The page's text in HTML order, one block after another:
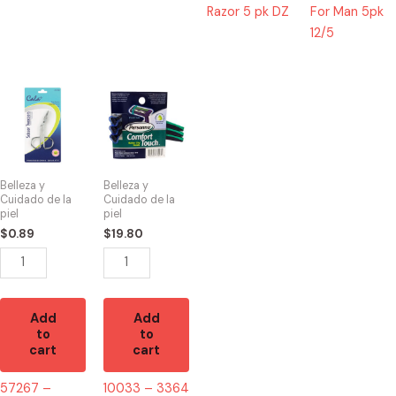
Razor 5 pk DZ
For Man 5pk
12/5
Belleza y
Cuidado de la
piel
$0.89
57267
SCISSOR
TWEEZER
quantity
Add
to
cart
57267 –
Belleza y
Cuidado de la
piel
$19.80
10033
-
3364
Personna
Confort
Touch
/3
Razor
quantity
Add
to
cart
10033 – 3364